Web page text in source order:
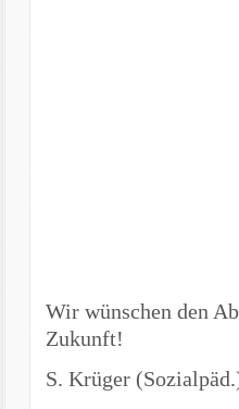
Wir wünschen den
Zukunft!
S. Krüger